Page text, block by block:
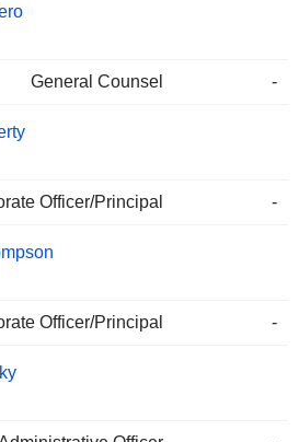
General Counsel -
Officer/Principal -
Officer/Principal -